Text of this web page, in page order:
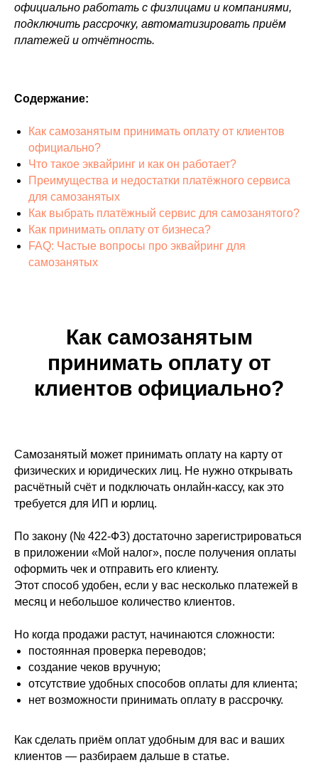
официально работать с физлицами и компаниями,
подключить рассрочку, автоматизировать приём
платежей и отчётность.
Содержание:
Как самозанятым принимать оплату от клиентов
официально?
Что такое эквайринг и как он работает?
Преимущества и недостатки платёжного сервиса
для самозанятых
Как выбрать платёжный сервис для самозанятого?
Как принимать оплату от бизнеса?
FAQ: Частые вопросы про эквайринг для
самозанятых
Как самозанятым
принимать оплату от
клиентов официально?
Самозанятый может принимать оплату на карту от
физических и юридических лиц. Не нужно открывать
расчётный счёт и подключать онлайн-кассу, как это
требуется для ИП и юрлиц.
По закону (№ 422-ФЗ) достаточно зарегистрироваться
в приложении «Мой налог», после получения оплаты
оформить чек и отправить его клиенту.
Этот способ удобен, если у вас несколько платежей в
месяц и небольшое количество клиентов.
Но когда продажи растут, начинаются сложности:
постоянная проверка переводов;
создание чеков вручную;
отсутствие удобных способов оплаты для клиента;
нет возможности принимать оплату в рассрочку.
Как сделать приём оплат удобным для вас и ваших
клиентов — разбираем дальше в статье.